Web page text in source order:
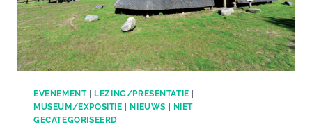
EVENEMENT| LEZING/PRESENTATIE
MUSEUM/EXPOSITIE
NIEUWS
NIET
GECATEGORISEERD